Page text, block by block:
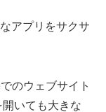
アプリをサクサ
のウェブサイト
いても大きな